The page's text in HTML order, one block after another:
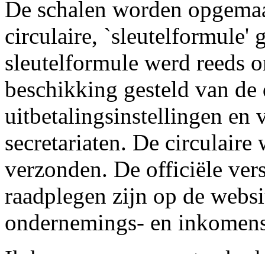
De schalen worden
circulaire, `sleutelformule'
sleutelformule werd reeds
beschikking gesteld van
uitbetalingsinstellingen en
secretariaten. De circulaire
verzonden. De officiële
raadplegen zijn op de
ondernemings- en